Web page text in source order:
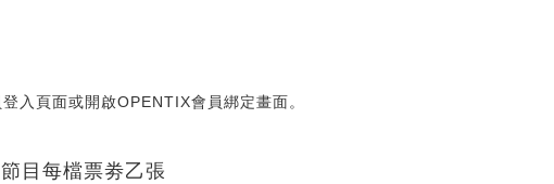
入頁面或開啟OPENTIX會員綁定畫面。
目每檔票劵乙張